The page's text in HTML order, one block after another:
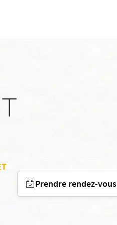
Prendre rendez-vous